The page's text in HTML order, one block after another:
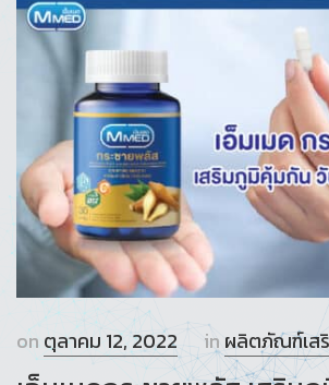
on ตุลาคม 12, 2022 in ผลิตภัณฑ์เส